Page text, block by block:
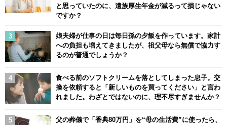
と思っていたのに、遺族厚生年金が減るって損じゃない
ですか？
娘夫婦が仕事の日は毎日孫の夕飯を作っています。家計
への負担も増えてきましたが、祖父母なら無償で協力す
るのが普通でしょうか？
食べる前のソフトクリームを落としてしまった息子。交
換を依頼すると「新しいものを買ってください」と言わ
れました。わざとではないのに、理不尽すぎませんか？
父の葬儀で「香典80万円」を“母の生活費”に使ったら、